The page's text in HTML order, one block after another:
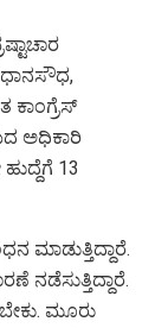
ಕಾಂಗ್ರೆಸ್
ಅಧಿಕಾರಿ
13
ಮಾಡುತ್ತಿದ್ದಾರೆ.
ನಡೆಸುತ್ತಿದ್ದಾರೆ.
ಮೂರು